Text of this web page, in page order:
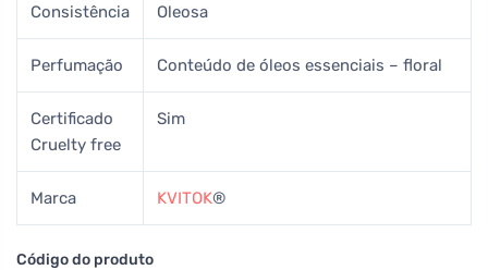
Consistência Oleosa
Perfumação Conteúdo de óleos essenciais – floral
Certificado
Cruelty free
Sim
Marca KVITOK®
Código do produto